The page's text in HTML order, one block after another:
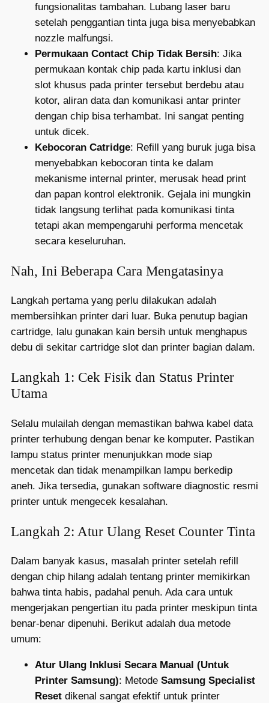
fungsionalitas tambahan. Lubang laser baru
setelah penggantian tinta juga bisa menyebabkan
nozzle malfungsi.
Permukaan Contact Chip Tidak Bersih: Jika
permukaan kontak chip pada kartu inklusi dan
slot khusus pada printer tersebut berdebu atau
kotor, aliran data dan komunikasi antar printer
dengan chip bisa terhambat. Ini sangat penting
untuk dicek.
Kebocoran Catridge: Refill yang buruk juga bisa
menyebabkan kebocoran tinta ke dalam
mekanisme internal printer, merusak head print
dan papan kontrol elektronik. Gejala ini mungkin
tidak langsung terlihat pada komunikasi tinta
tetapi akan mempengaruhi performa mencetak
secara keseluruhan.
Nah, Ini Beberapa Cara Mengatasinya
Langkah pertama yang perlu dilakukan adalah
membersihkan printer dari luar. Buka penutup bagian
cartridge, lalu gunakan kain bersih untuk menghapus
debu di sekitar cartridge slot dan printer bagian dalam.
Langkah 1: Cek Fisik dan Status Printer
Utama
Selalu mulailah dengan memastikan bahwa kabel data
printer terhubung dengan benar ke komputer. Pastikan
lampu status printer menunjukkan mode siap
mencetak dan tidak menampilkan lampu berkedip
aneh. Jika tersedia, gunakan software diagnostic resmi
printer untuk mengecek kesalahan.
Langkah 2: Atur Ulang Reset Counter Tinta
Dalam banyak kasus, masalah printer setelah refill
dengan chip hilang adalah tentang printer memikirkan
bahwa tinta habis, padahal penuh. Ada cara untuk
mengerjakan pengertian itu pada printer meskipun tinta
benar-benar dipenuhi. Berikut adalah dua metode
umum:
Atur Ulang Inklusi Secara Manual (Untuk
Printer Samsung): Metode Samsung Specialist
Reset dikenal sangat efektif untuk printer